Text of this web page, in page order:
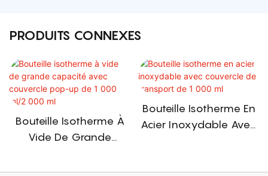
PRODUITS CONNEXES
Bouteille Isotherme À
Vide De Grande
Couvercle Pop-Up De
Bouteille Isotherme En
Acier Inoxydable Avec